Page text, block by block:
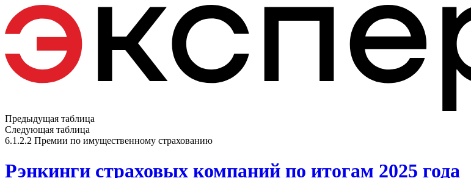
Предыдущая таблица
Следующая таблица
6.1.2.2 Премии по имущественному страхованию
Рэнкинги страховых компаний по итогам 2025 года